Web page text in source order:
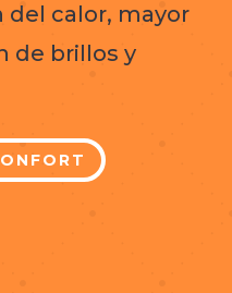
del calor, mayor
de brillos y